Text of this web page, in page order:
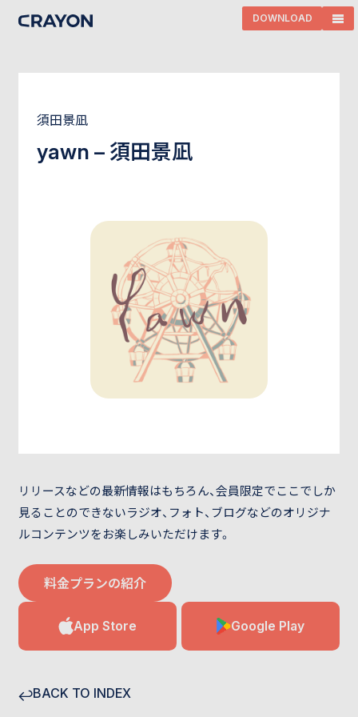
須田景凪
yawn – 須田景凪
リリースなどの最新情報はもちろん、会員限定でここでしか
見ることのできないラジオ、フォト、ブログなどのオリジナ
ルコンテンツをお楽しみいただけます。
料金プランの紹介
App Store Google Play
BACK TO INDEX
DOWNLOAD